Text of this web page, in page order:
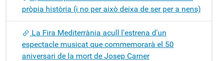
pròpia història (i no per això deixa de ser per a nens)
La Fira Mediterrània acull l'estrena d'un
espectacle musicat que commemorarà el 50
aniversari de la mort de Josep Carner